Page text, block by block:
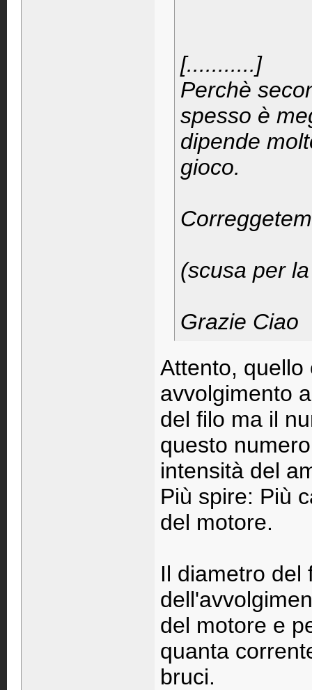
[...........]
Perchè
spesso è
dipende
gioco.
(scusa per
Grazie Ciao
Attento, quello
avvolgimento
del filo ma il
questo
intensità del
Più spire: Più
del motore.
Il diametro del
del motore e
quanta
bruci.